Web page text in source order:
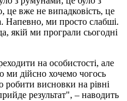
це вже не випадковість, це
Напевно, ми просто слабші.
якій ми програли сьогодні
на особистості, але
дійсно хочемо чогось
висновки на рівні
результат", – наводить